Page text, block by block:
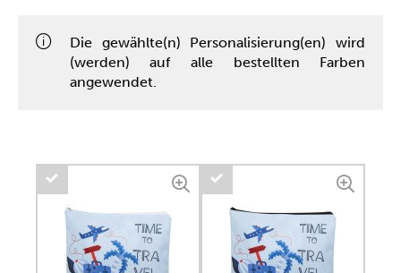
Die gewählte(n) Personalisierung(en) wird
(werden) auf alle bestellten Farben
angewendet.